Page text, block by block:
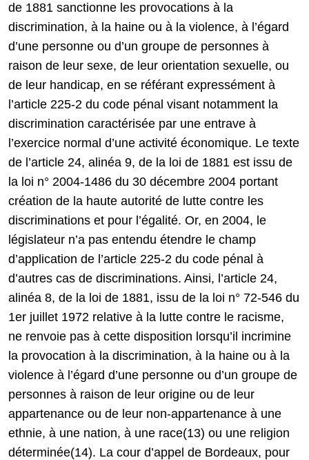
de 1881 sanctionne les provocations à la
discrimination, à la haine ou à la violence, à l’égard
d’une personne ou d’un groupe de personnes à
raison de leur sexe, de leur orientation sexuelle, ou
de leur handicap, en se référant expressément à
l’article 225-2 du code pénal visant notamment la
discrimination caractérisée par une entrave à
l’exercice normal d’une activité économique. Le texte
de l’article 24, alinéa 9, de la loi de 1881 est issu de
la loi n° 2004-1486 du 30 décembre 2004 portant
création de la haute autorité de lutte contre les
discriminations et pour l’égalité. Or, en 2004, le
législateur n’a pas entendu étendre le champ
d’application de l’article 225-2 du code pénal à
d’autres cas de discriminations. Ainsi, l’article 24,
alinéa 8, de la loi de 1881, issu de la loi n° 72-546 du
1er juillet 1972 relative à la lutte contre le racisme,
ne renvoie pas à cette disposition lorsqu’il incrimine
la provocation à la discrimination, à la haine ou à la
violence à l’égard d’une personne ou d’un groupe de
personnes à raison de leur origine ou de leur
appartenance ou de leur non-appartenance à une
ethnie, à une nation, à une race(13) ou une religion
déterminée(14). La cour d’appel de Bordeaux, pour